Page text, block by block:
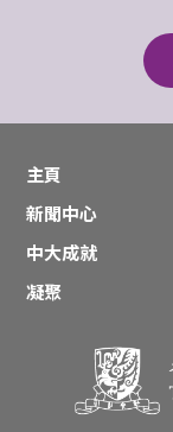
主頁
新聞中心
中大成就
凝聚